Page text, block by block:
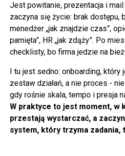
Jest powitanie, prezentacja i
zaczyna się życie: brak dostępu,
menedżer „jak znajdzie czas”,
pamięta”, HR „jak zdąży”. Po
checklisty, bo firma jedzie na
I tu jest sedno: onboarding, który
zestaw działań, a nie proces -
gdy rośnie skala, tempo i presja
W praktyce to jest moment, w
przestają wystarczać, a
system, który trzyma zadania,